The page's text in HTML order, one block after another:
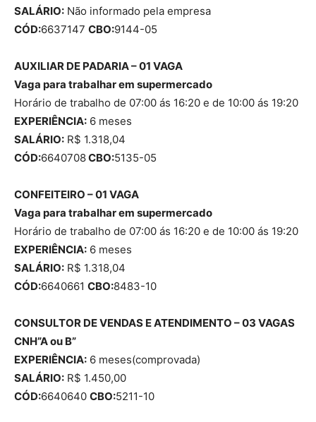
SALÁRIO: Não informado pela empresa
CÓD:6637147 CBO:9144-05
AUXILIAR DE PADARIA – 01 VAGA
Vaga para trabalhar em supermercado
Horário de trabalho de 07:00 ás 16:20 e de 10:00 ás 19:20
EXPERIÊNCIA: 6 meses
SALÁRIO: R$ 1.318,04
CÓD:6640708CBO:5135-05
CONFEITEIRO – 01 VAGA
Vaga para trabalhar em supermercado
Horário de trabalho de 07:00 ás 16:20 e de 10:00 ás 19:20
EXPERIÊNCIA: 6 meses
SALÁRIO: R$ 1.318,04
CÓD:6640661 CBO:8483-10
CONSULTOR DE VENDAS E ATENDIMENTO – 03 VAGAS
CNH”A ou B”
EXPERIÊNCIA: 6 meses(comprovada)
SALÁRIO: R$ 1.450,00
CÓD:6640640 CBO:5211-10